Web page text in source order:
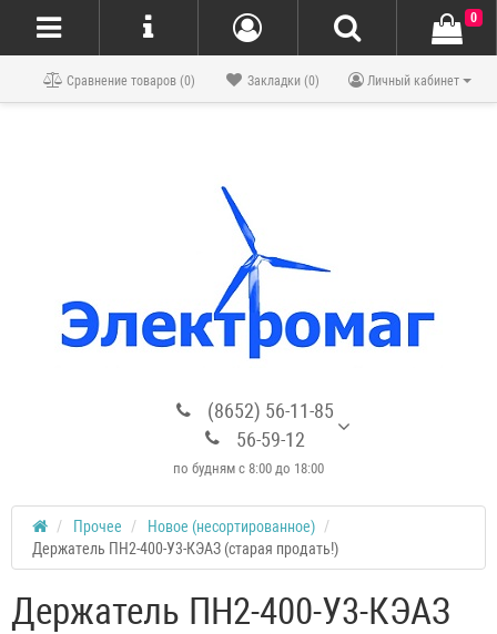
Блог
Личный кабинет
Закладки (0)
Сравнение товаров (0)
(8652) 56-11-85
56-59-12
по будням с 8:00 до 18:00
0
Прочее
Новое (несортированное)
Держатель ПН2-400-У3-КЭАЗ (старая продать!)
Держатель ПН2-400-У3-КЭАЗ